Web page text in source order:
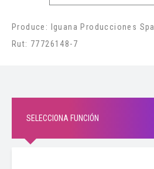
Produce: Iguana Producciones Spa
Rut: 77726148-7
SELECCIONA FUNCIÓN